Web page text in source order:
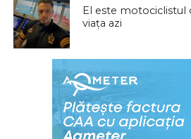
El este motociclistul
viața azi